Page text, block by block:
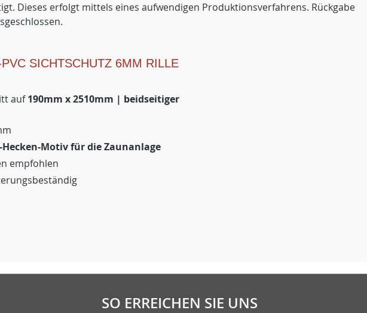
Dieses erfolgt mittels eines aufwendigen Produktionsverfahrens. Rückgabe
SICHTSCHUTZ 6MM RILLE
auf190mm x 2510mm | beidseitiger
Motiv für die Zaunanlage
empfohlen
SO ERREICHEN SIE UNS